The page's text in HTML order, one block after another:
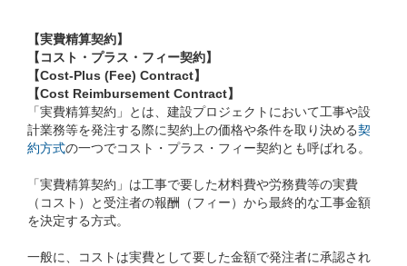
【実費精算契約】
【コスト・プラス・フィー契約】
【Cost-Plus (Fee) Contract】
【Cost Reimbursement Contract】
「実費精算契約」とは、建設プロジェクトにおいて工事や設
計業務等を発注する際に契約上の価格や条件を取り決める契
約方式の一つでコスト・プラス・フィー契約とも呼ばれる。
「実費精算契約」は工事で要した材料費や労務費等の実費
（コスト）と受注者の報酬（フィー）から最終的な工事金額
を決定する方式。
一般に、コストは実費として要した金額で発注者に承認され